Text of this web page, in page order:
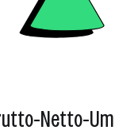
Netto-